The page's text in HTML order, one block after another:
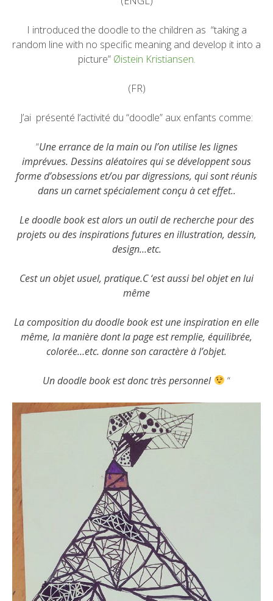
I introduced the doodle to the children as “taking a
random line with no specific meaning and develop it into a
picture” Øistein Kristiansen.
(FR)
J’ai présenté l’activité du “doodle” aux enfants comme:
“Une errance de la main ou l’on utilise les lignes
imprévues. Dessins aléatoires qui se développent sous
forme d’obsessions et/ou par digressions, qui sont réunis
dans un carnet spécialement conçu à cet effet..
Le doodle book est alors un outil de recherche pour des
projets ou des inspirations futures en illustration, dessin,
design…etc.
Cest un objet usuel, pratique.C ‘est aussi bel objet en lui
même
La composition du doodle book est une inspiration en elle
même, la manière dont la page est remplie, équilibrée,
colorée…etc. donne son caractère à l’objet.
Un doodle book est donc très personnel “